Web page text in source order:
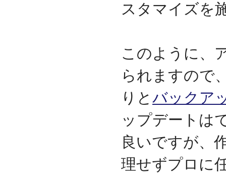
スタマイズを
このように、
られますので
りと バックア
ップデートは
良いですが、
理せずプロに